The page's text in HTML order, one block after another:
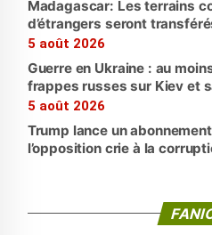
Madagascar: Les terrains
d’étrangers seront
5 août 2026
Guerre en Ukraine : au
frappes russes sur Kiev et
5 août 2026
Trump lance un
l’opposition crie à la